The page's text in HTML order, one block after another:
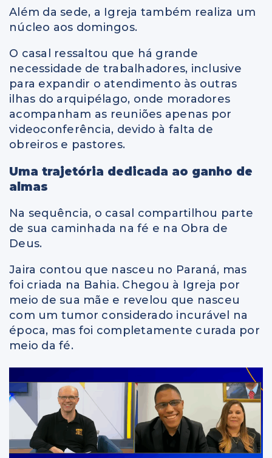
Além da sede, a Igreja também realiza um
núcleo aos domingos.
O casal ressaltou que há grande
necessidade de trabalhadores, inclusive
para expandir o atendimento às outras
ilhas do arquipélago, onde moradores
acompanham as reuniões apenas por
videoconferência, devido à falta de
obreiros e pastores.
Uma trajetória dedicada ao ganho de
almas
Na sequência, o casal compartilhou parte
de sua caminhada na fé e na Obra de
Deus.
Jaira contou que nasceu no Paraná, mas
foi criada na Bahia. Chegou à Igreja por
meio de sua mãe e revelou que nasceu
com um tumor considerado incurável na
época, mas foi completamente curada por
meio da fé.